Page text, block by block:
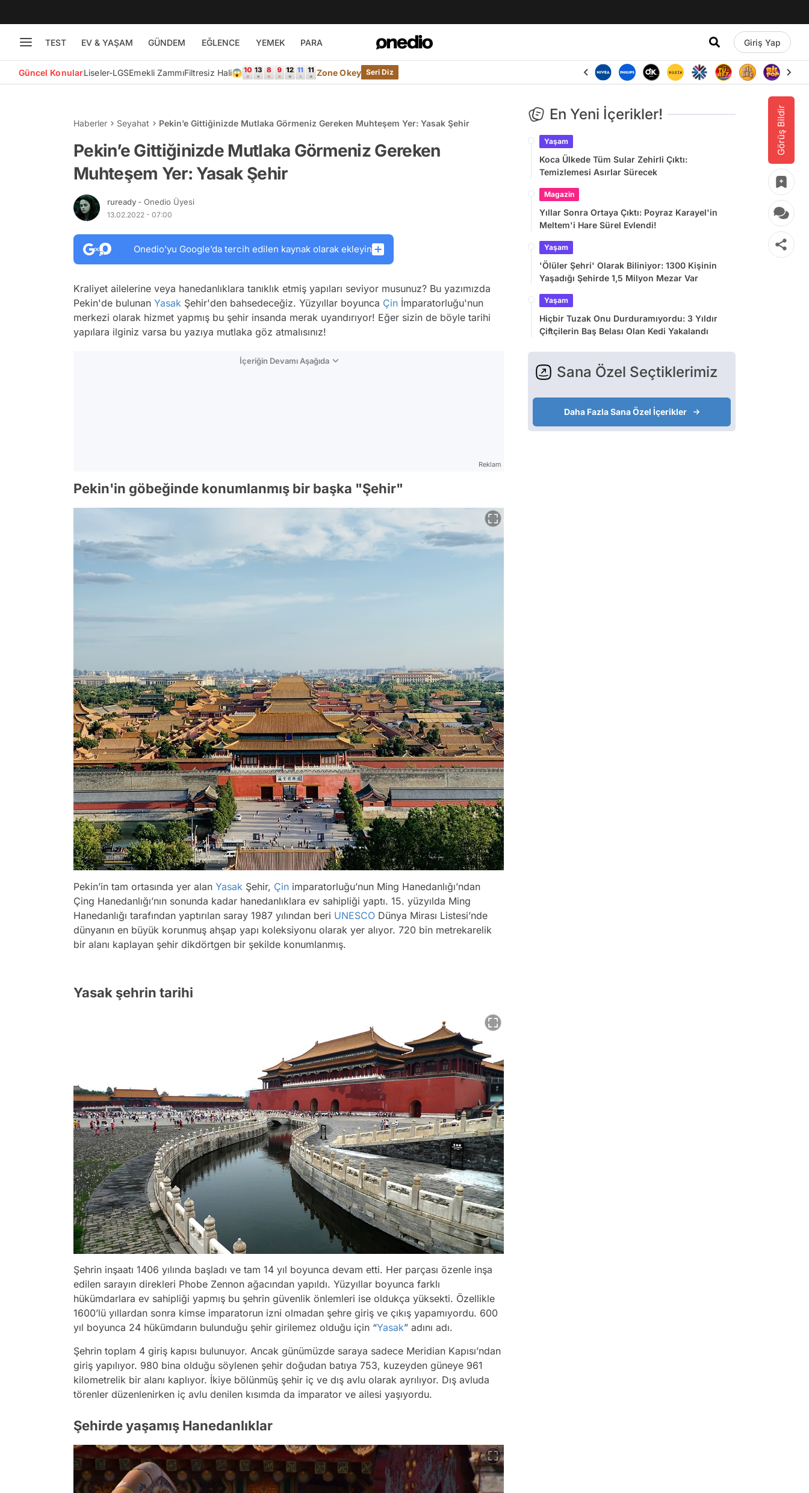
TEST EV & YAŞAM GÜNDEM EĞLENCE YEMEK PARA Giriş Yap
Güncel KonularLiseler-LGSEmekli ZammıFiltresiz Hali😱 Zone Okey Seri Diz
Görüş Bildir
Haberler Seyahat Pekin’e Gittiğinizde Mutlaka Görmeniz Gereken Muhteşem Yer: Yasak Şehir
Pekin’e Gittiğinizde Mutlaka Görmeniz Gereken
Muhteşem Yer: Yasak Şehir
ruready - Onedio Üyesi
13.02.2022 - 07:00
Onedio’yu Google’da tercih edilen kaynak olarak ekleyin
Kraliyet ailelerine veya hanedanlıklara tanıklık etmiş yapıları seviyor musunuz? Bu yazımızda
Pekin'de bulunan Yasak Şehir'den bahsedeceğiz. Yüzyıllar boyunca Çin İmparatorluğu'nun
merkezi olarak hizmet yapmış bu şehir insanda merak uyandırıyor! Eğer sizin de böyle tarihi
yapılara ilginiz varsa bu yazıya mutlaka göz atmalısınız!
İçeriğin Devamı Aşağıda
Reklam
Pekin'in göbeğinde konumlanmış bir başka "Şehir"
Pekin’in tam ortasında yer alan Yasak Şehir, Çin imparatorluğu’nun Ming Hanedanlığı’ndan
Çing Hanedanlığı’nın sonunda kadar hanedanlıklara ev sahipliği yaptı. 15. yüzyılda Ming
Hanedanlığı tarafından yaptırılan saray 1987 yılından beri UNESCO Dünya Mirası Listesi’nde
dünyanın en büyük korunmuş ahşap yapı koleksiyonu olarak yer alıyor. 720 bin metrekarelik
bir alanı kaplayan şehir dikdörtgen bir şekilde konumlanmış.
Yasak şehrin tarihi
Şehrin inşaatı 1406 yılında başladı ve tam 14 yıl boyunca devam etti. Her parçası özenle inşa
edilen sarayın direkleri Phobe Zennon ağacından yapıldı. Yüzyıllar boyunca farklı
hükümdarlara ev sahipliği yapmış bu şehrin güvenlik önlemleri ise oldukça yüksekti. Özellikle
1600’lü yıllardan sonra kimse imparatorun izni olmadan şehre giriş ve çıkış yapamıyordu. 600
yıl boyunca 24 hükümdarın bulunduğu şehir girilemez olduğu için “Yasak” adını adı.
Şehrin toplam 4 giriş kapısı bulunuyor. Ancak günümüzde saraya sadece Meridian Kapısı’ndan
giriş yapılıyor. 980 bina olduğu söylenen şehir doğudan batıya 753, kuzeyden güneye 961
kilometrelik bir alanı kaplıyor. İkiye bölünmüş şehir iç ve dış avlu olarak ayrılıyor. Dış avluda
törenler düzenlenirken iç avlu denilen kısımda da imparator ve ailesi yaşıyordu.
Şehirde yaşamış Hanedanlıklar
En Yeni İçerikler!
Yaşam
Koca Ülkede Tüm Sular Zehirli Çıktı:
Temizlemesi Asırlar Sürecek
Magazin
Yıllar Sonra Ortaya Çıktı: Poyraz Karayel'in
Meltem'i Hare Sürel Evlendi!
Yaşam
'Ölüler Şehri' Olarak Biliniyor: 1300 Kişinin
Yaşadığı Şehirde 1,5 Milyon Mezar Var
Yaşam
Hiçbir Tuzak Onu Durduramıyordu: 3 Yıldır
Çiftçilerin Baş Belası Olan Kedi Yakalandı
Sana Özel Seçtiklerimiz
Daha Fazla Sana Özel İçerikler